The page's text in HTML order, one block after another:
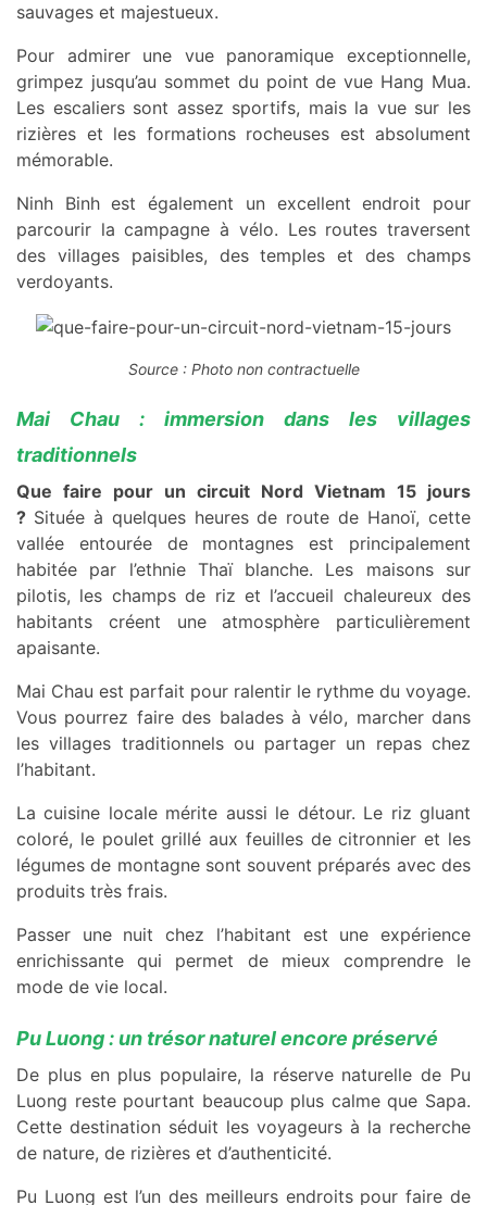
sauvages et majestueux.
Pour admirer une vue panoramique exceptionnelle,
grimpez jusqu’au sommet du point de vue Hang Mua.
Les escaliers sont assez sportifs, mais la vue sur les
rizières et les formations rocheuses est absolument
mémorable.
Ninh Binh est également un excellent endroit pour
parcourir la campagne à vélo. Les routes traversent
des villages paisibles, des temples et des champs
verdoyants.
Source : Photo non contractuelle
Mai Chau : immersion dans les villages
traditionnels
Que faire pour un circuit Nord Vietnam 15 jours
? Située à quelques heures de route de Hanoï, cette
vallée entourée de montagnes est principalement
habitée par l’ethnie Thaï blanche. Les maisons sur
pilotis, les champs de riz et l’accueil chaleureux des
habitants créent une atmosphère particulièrement
apaisante.
Mai Chau est parfait pour ralentir le rythme du voyage.
Vous pourrez faire des balades à vélo, marcher dans
les villages traditionnels ou partager un repas chez
l’habitant.
La cuisine locale mérite aussi le détour. Le riz gluant
coloré, le poulet grillé aux feuilles de citronnier et les
légumes de montagne sont souvent préparés avec des
produits très frais.
Passer une nuit chez l’habitant est une expérience
enrichissante qui permet de mieux comprendre le
mode de vie local.
Pu Luong : un trésor naturel encore préservé
De plus en plus populaire, la réserve naturelle de Pu
Luong reste pourtant beaucoup plus calme que Sapa.
Cette destination séduit les voyageurs à la recherche
de nature, de rizières et d’authenticité.
Pu Luong est l’un des meilleurs endroits pour faire de